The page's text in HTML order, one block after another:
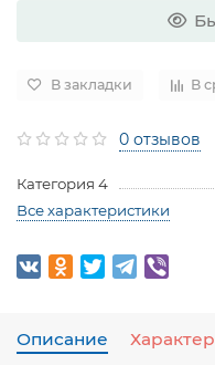
В закладки В
0 отзывов
Категория 4
Все характеристики
Описание